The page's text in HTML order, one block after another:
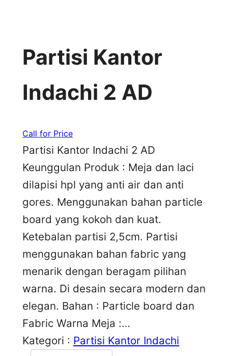
Partisi Kantor
Indachi 2 AD
Call for Price
Partisi Kantor Indachi 2 AD
Keunggulan Produk : Meja dan laci
dilapisi hpl yang anti air dan anti
gores. Menggunakan bahan particle
board yang kokoh dan kuat.
Ketebalan partisi 2,5cm. Partisi
menggunakan bahan fabric yang
menarik dengan beragam pilihan
warna. Di desain secara modern dan
elegan. Bahan : Particle board dan
Fabric Warna Meja :…
Kategori : Partisi Kantor Indachi